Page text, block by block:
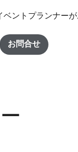
ントプランナー
お問合せ